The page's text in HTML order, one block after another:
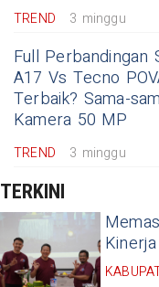
TREND 3 minggu
Full Perbandingan
A17 Vs Tecno
Terbaik? Sama-
Kamera 50 MP
TREND 3 minggu
TERKINI